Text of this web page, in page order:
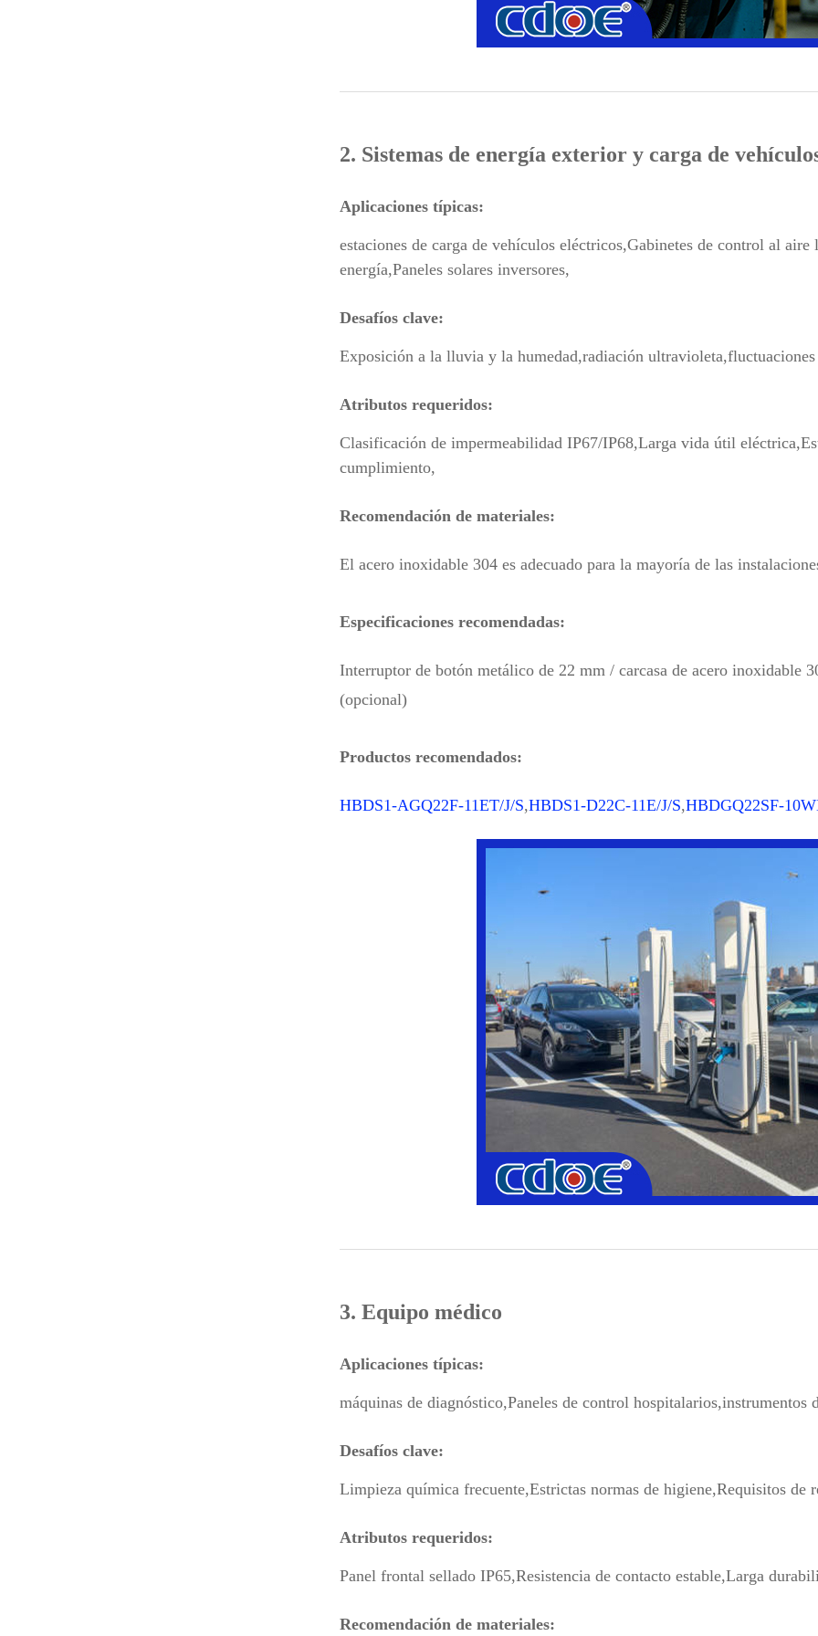
2. Sistemas de energía exterior y carga de
Aplicaciones típicas:
estaciones de carga de vehículos eléctricos,Gabinetes de control al aire
energía,Paneles solares inversores,
Desafíos clave:
Exposición a la lluvia y la humedad,radiación ultravioleta,
Atributos requeridos:
Clasificación de impermeabilidad IP67/IP68,Larga vida útil eléctrica,
cumplimiento,
Recomendación de materiales:
El acero inoxidable 304 es adecuado para la mayoría de las
Especificaciones recomendadas:
Interruptor de botón metálico de 22 mm / carcasa de acero inoxidable
(opcional)
Productos recomendados:
HBDS1-AGQ22F-11ET/J/S,HBDS1-D22C-11E/J/S,HBDGQ22SF-
3. Equipo médico
Aplicaciones típicas:
máquinas de diagnóstico,Paneles de control hospitalarios,instrumentos
Desafíos clave:
Limpieza química frecuente,Estrictas normas de higiene,Requisitos de
Atributos requeridos:
Panel frontal sellado IP65,Resistencia de contacto estable,Larga
Recomendación de materiales: